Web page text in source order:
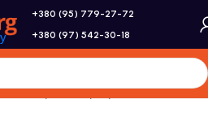
+380 (95) 779-27-72
+380 (97) 542-30-18
батареї, інвертори